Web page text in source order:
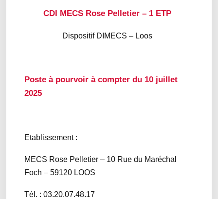
CDI MECS Rose Pelletier – 1 ETP
Dispositif DIMECS – Loos
Poste à pourvoir à compter du 10 juillet
2025
Etablissement :
MECS Rose Pelletier – 10 Rue du Maréchal
Foch – 59120 LOOS
Tél. : 03.20.07.48.17